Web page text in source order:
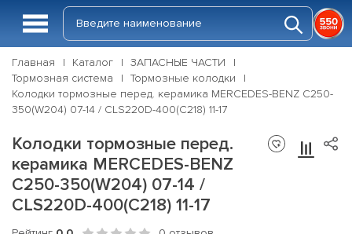
Главная Каталог
ЗАПАСНЫЕ ЧАСТИ
Тормозная система
Тормозные колодки
Колодки тормозные перед. керамика MERCEDES-BENZ C250-
350(W204) 07-14 / CLS220D-400(C218) 11-17
Колодки тормозные перед.
керамика MERCEDES-BENZ
C250-350(W204) 07-14 /
CLS220D-400(C218) 11-17